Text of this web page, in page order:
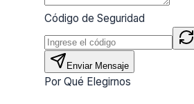
Código de Seguridad
Enviar Mensaje
Por Qué Elegirnos